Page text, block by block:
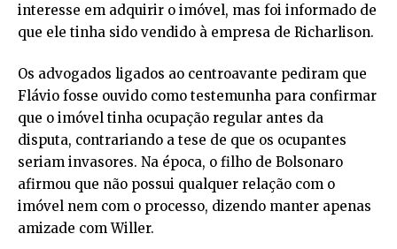
interesse em adquirir o imóvel, mas foi informado de
que ele tinha sido vendido à empresa de Richarlison.
Os advogados ligados ao centroavante pediram que
Flávio fosse ouvido como testemunha para confirmar
que o imóvel tinha ocupação regular antes da
disputa, contrariando a tese de que os ocupantes
seriam invasores. Na época, o filho de Bolsonaro
afirmou que não possui qualquer relação com o
imóvel nem com o processo, dizendo manter apenas
amizade com Willer.